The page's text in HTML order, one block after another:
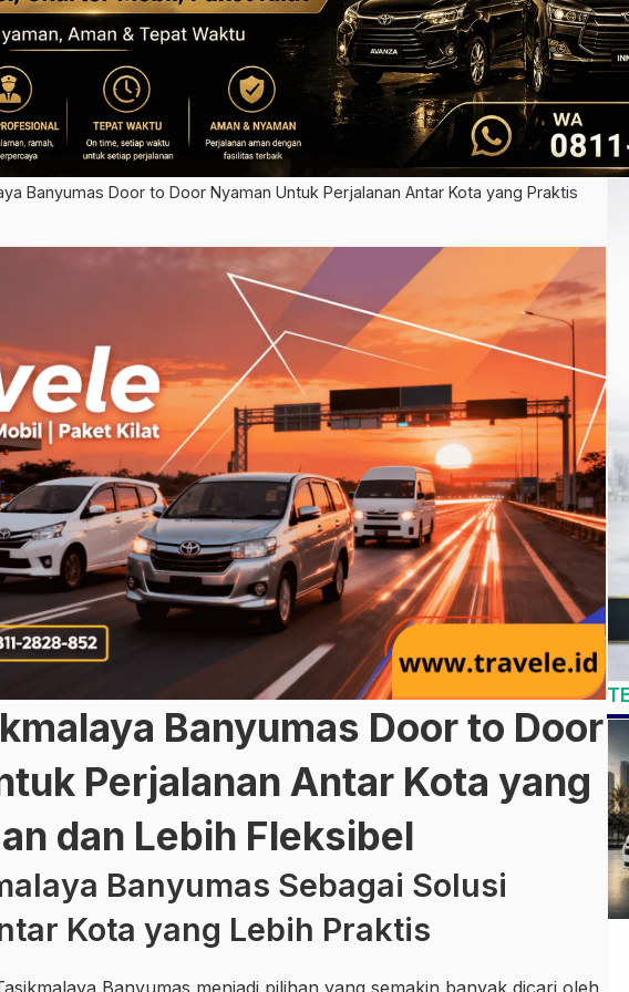
Banyumas Door to Door Nyaman Untuk Perjalanan Antar Kota yang Praktis
Banyumas Door to Door
Perjalanan Antar Kota yang
dan Lebih Fleksibel
Banyumas Sebagai Solusi
Kota yang Lebih Praktis